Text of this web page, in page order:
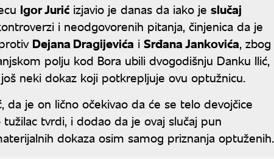
Igor Jurić izjavio je danas da iako je slučaj
i neodgovorenih pitanja, činjenica da je
Dejana Dragijevića i Srđana Jankovića, zbog
polju kod Bora ubili dvogodišnju Danku Ilić,
neki dokaz koji potkrepljuje ovu optužnicu.
da je on lično očekivao da će se telo devojčice
tvrdi, i dodao da je ovaj slučaj pun
dokaza osim samog priznanja optuženih.